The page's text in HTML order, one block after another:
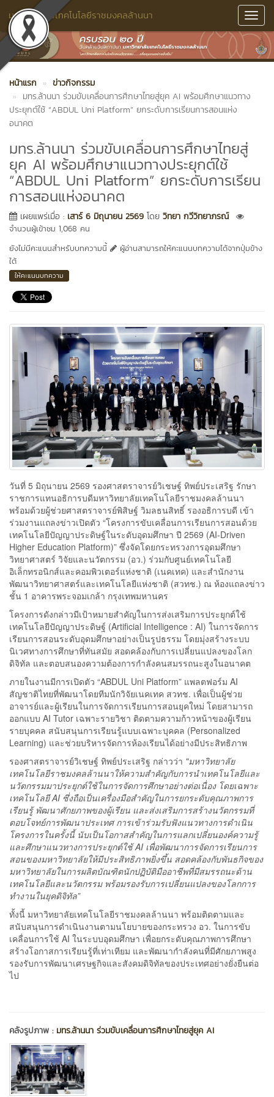
มหาวิทยาลัยเทคโนโลยีราชมงคลล้านนา
หน้าแรก
ข่าวกิจกรรม
มทร.ล้านนา ร่วมขับเคลื่อนการศึกษาไทยสู่ยุค AI พร้อมศึกษาแนวทาง
ประยุกต์ใช้ “ABDUL Uni Platform” ยกระดับการเรียนการสอนแห่ง
อนาคต
มทร.ล้านนา ร่วมขับเคลื่อนการศึกษาไทยสู่
ยุค AI พร้อมศึกษาแนวทางประยุกต์ใช้
“ABDUL Uni Platform” ยกระดับการเรียน
การสอนแห่งอนาคต
เผยแพร่เมื่อ : เสาร์ 6 มิถุนายน 2569 โดย วิทยา กวีวิทยาภรณ์
จำนวนผู้เข้าชม 1,068 คน
ยังไม่มีคะแนนสำหรับบทความนี้
ผู้อ่านสามารถให้คะแนนบทความได้จากปุ่มข้าง
ใต้
ให้คะแนนบทความ
วันที่ 5 มิถุนายน 2569 รองศาสตราจารย์วิเชษฐ์ ทิพย์ประเสริฐ รักษา
ราชการแทนอธิการบดีมหาวิทยาลัยเทคโนโลยีราชมงคลล้านนา
พร้อมด้วยผู้ช่วยศาสตราจารย์พิสิษฐ์ วิมลธนสิทธิ์ รองอธิการบดี เข้า
ร่วมงานแถลงข่าวเปิดตัว “โครงการขับเคลื่อนการเรียนการสอนด้วย
เทคโนโลยีปัญญาประดิษฐ์ในระดับอุดมศึกษา ปี 2569 (AI-Driven
Higher Education Platform)” ซึ่งจัดโดยกระทรวงการอุดมศึกษา
วิทยาศาสตร์ วิจัยและนวัตกรรม (อว.) ร่วมกับศูนย์เทคโนโลยี
อิเล็กทรอนิกส์และคอมพิวเตอร์แห่งชาติ (เนคเทค) และสำนักงาน
พัฒนาวิทยาศาสตร์และเทคโนโลยีแห่งชาติ (สวทช.) ณ ห้องแถลงข่าว
ชั้น 1 อาคารพระจอมเกล้า กรุงเทพมหานคร
โครงการดังกล่าวมีเป้าหมายสำคัญในการส่งเสริมการประยุกต์ใช้
เทคโนโลยีปัญญาประดิษฐ์ (Artificial Intelligence : AI) ในการจัดการ
เรียนการสอนระดับอุดมศึกษาอย่างเป็นรูปธรรม โดยมุ่งสร้างระบบ
นิเวศทางการศึกษาที่ทันสมัย สอดคล้องกับการเปลี่ยนแปลงของโลก
ดิจิทัล และตอบสนองความต้องการกำลังคนสมรรถนะสูงในอนาคต
ภายในงานมีการเปิดตัว “ABDUL Uni Platform” แพลตฟอร์ม AI
สัญชาติไทยที่พัฒนาโดยทีมนักวิจัยเนคเทค สวทช. เพื่อเป็นผู้ช่วย
อาจารย์และผู้เรียนในการจัดการเรียนการสอนยุคใหม่ โดยสามารถ
ออกแบบ AI Tutor เฉพาะรายวิชา ติดตามความก้าวหน้าของผู้เรียน
รายบุคคล สนับสนุนการเรียนรู้แบบเฉพาะบุคคล (Personalized
Learning) และช่วยบริหารจัดการห้องเรียนได้อย่างมีประสิทธิภาพ
รองศาสตราจารย์วิเชษฐ์ ทิพย์ประเสริฐ กล่าวว่า "มหาวิทยาลัย
เทคโนโลยีราชมงคลล้านนาให้ความสำคัญกับการนำเทคโนโลยีและ
นวัตกรรมมาประยุกต์ใช้ในการจัดการศึกษาอย่างต่อเนื่อง โดยเฉพาะ
เทคโนโลยี AI ซึ่งถือเป็นเครื่องมือสำคัญในการยกระดับคุณภาพการ
เรียนรู้ พัฒนาศักยภาพของผู้เรียน และส่งเสริมการสร้างนวัตกรรมที่
ตอบโจทย์การพัฒนาประเทศ การเข้าร่วมรับฟังแนวทางการดำเนิน
โครงการในครั้งนี้ นับเป็นโอกาสสำคัญในการแลกเปลี่ยนองค์ความรู้
และศึกษาแนวทางการประยุกต์ใช้ AI เพื่อพัฒนาการจัดการเรียนการ
สอนของมหาวิทยาลัยให้มีประสิทธิภาพยิ่งขึ้น สอดคล้องกับพันธกิจของ
มหาวิทยาลัยในการผลิตบัณฑิตนักปฏิบัติมืออาชีพที่มีสมรรถนะด้าน
เทคโนโลยีและนวัตกรรม พร้อมรองรับการเปลี่ยนแปลงของโลกการ
ทำงานในยุคดิจิทัล”
ทั้งนี้ มหาวิทยาลัยเทคโนโลยีราชมงคลล้านนา พร้อมติดตามและ
สนับสนุนการดำเนินงานตามนโยบายของกระทรวง อว. ในการขับ
เคลื่อนการใช้ AI ในระบบอุดมศึกษา เพื่อยกระดับคุณภาพการศึกษา
สร้างโอกาสการเรียนรู้ที่เท่าเทียม และพัฒนากำลังคนที่มีศักยภาพสูง
รองรับการพัฒนาเศรษฐกิจและสังคมดิจิทัลของประเทศอย่างยั่งยืนต่อ
ไป
คลังรูปภาพ : มทร.ล้านนา ร่วมขับเคลื่อนการศึกษาไทยสู่ยุค AI